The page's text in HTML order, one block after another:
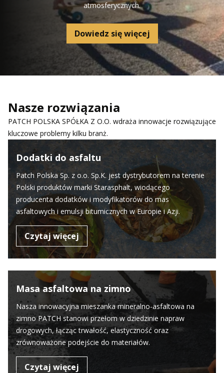
atmosferycznych.
Dowiedz się więcej
Nasze rozwiązania
PATCH POLSKA SPÓŁKA Z O.O. wdraża innowacje rozwiązujące
kluczowe problemy kilku branż.
Dodatki do asfaltu
Patch Polska Sp. z o.o. Sp.K. jest dystrybutorem na terenie
Polski produktów marki Starasphalt, wiodącego
producenta dodatków i modyfikatorów do mas
asfaltowych i emulsji bitumicznych w Europie i Azji.
Czytaj więcej
Masa asfaltowa na zimno
Nasza innowacyjna mieszanka mineralno-asfaltowa na
zimno PATCH stanowi przełom w dziedzinie napraw
drogowych, łącząc trwałość, elastyczność oraz
zrównoważone podejście do materiałów.
Czytaj więcej